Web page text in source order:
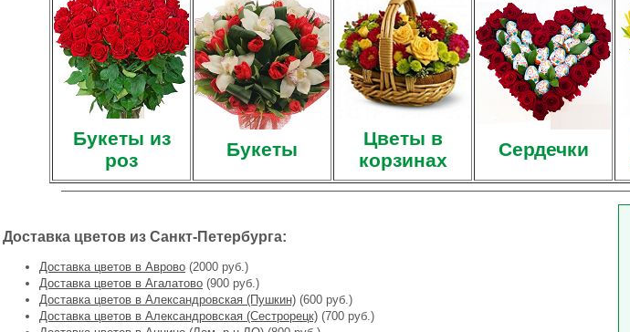
Букеты из
роз
Букеты
Цветы в
корзинах
Сердечки
Доставка цветов из Санкт-Петербурга:
Доставка цветов в Аврово (2000 руб.)
Доставка цветов в Агалатово (900 руб.)
Доставка цветов в Александровская (Пушкин) (600 руб.)
Доставка цветов в Александровская (Сестрорецк) (700 руб.)